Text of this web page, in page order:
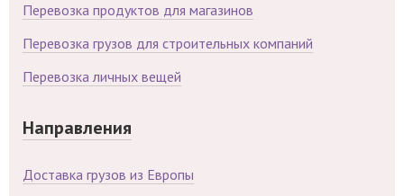
Перевозка продуктов для магазинов
Перевозка грузов для строительных компаний
Перевозка личных вещей
Направления
Доставка грузов из Европы